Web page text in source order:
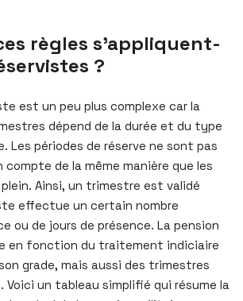
règles s’appliquent-
?
est un peu plus complexe car la
dépend de la durée et du type
Les périodes de réserve ne sont pas
compte de la même manière que les
Ainsi, un trimestre est validé
effectue un certain nombre
ou de jours de présence. La pension
en fonction du traitement indiciaire
grade, mais aussi des trimestres
Voici un tableau simplifié qui résume la